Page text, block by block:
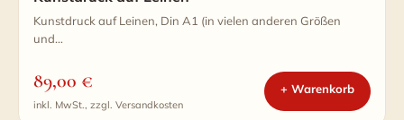
Kunstdruck auf Leinen, Din A1 (in vielen anderen Größen
und…
89,00 €
inkl. MwSt., zzgl. Versandkosten
+ Warenkorb